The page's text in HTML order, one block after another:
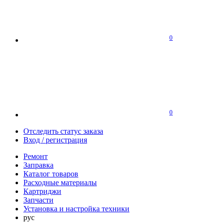
0
0
Отследить статус заказа
Вход / регистрация
Ремонт
Заправка
Каталог товаров
Расходные материалы
Картриджи
Запчасти
Установка и настройка техники
рус